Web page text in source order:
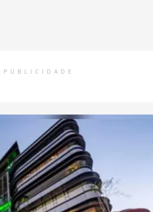
PUBLICIDADE